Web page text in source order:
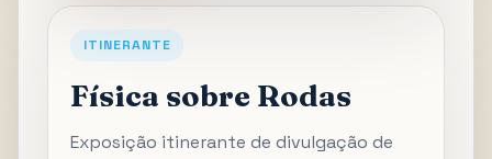
ITINERANTE
Física sobre Rodas
Exposição itinerante de divulgação de